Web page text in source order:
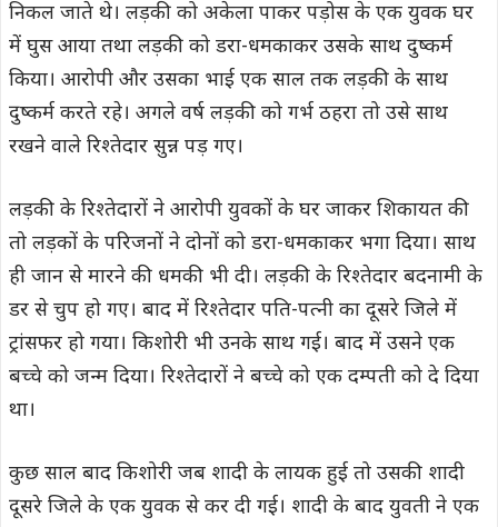
निकल जाते थे। लड़की को अकेला पाकर पड़ोस के एक युवक घर
में घुस आया तथा लड़की को डरा-धमकाकर उसके साथ दुष्कर्म
किया। आरोपी और उसका भाई एक साल तक लड़की के साथ
दुष्कर्म करते रहे। अगले वर्ष लड़की को गर्भ ठहरा तो उसे साथ
रखने वाले रिश्तेदार सुन्न पड़ गए।
लड़की के रिश्तेदारों ने आरोपी युवकों के घर जाकर शिकायत की
तो लड़कों के परिजनों ने दोनों को डरा-धमकाकर भगा दिया। साथ
ही जान से मारने की धमकी भी दी। लड़की के रिश्तेदार बदनामी के
डर से चुप हो गए। बाद में रिश्तेदार पति-पत्नी का दूसरे जिले में
ट्रांसफर हो गया। किशोरी भी उनके साथ गई। बाद में उसने एक
बच्चे को जन्म दिया। रिश्तेदारों ने बच्चे को एक दम्पती को दे दिया
था।
कुछ साल बाद किशोरी जब शादी के लायक हुई तो उसकी शादी
दूसरे जिले के एक युवक से कर दी गई। शादी के बाद युवती ने एक